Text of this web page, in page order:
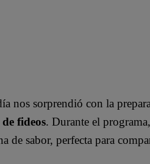
nos sorprendió con la
fideos. Durante el programa,
de sabor, perfecta para